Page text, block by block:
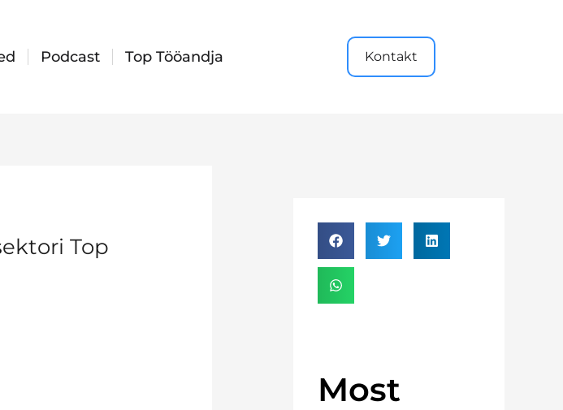
Podcast Top Tööandja Kontakt
Top
Most